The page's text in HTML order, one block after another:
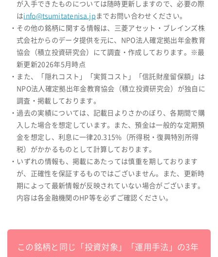
が入手できたものについては随時更新しますので、必要の際
はinfo@tsumitatenisa.jp までお問い合わせください。
・その他の銘柄に関する情報は、三菱アセット・ブレインズ株
式会社からのデータ提供を元に、NPO法人確定拠出年金教育
協会（積立投資研究会）にて調査・作成しております。※最
新更新2026年5月時点
・また、「隠れコスト」「実質コスト」「信託財産留保額」は
NPO法人確定拠出年金教育協会（積立投資研究会）が独自に
調査・掲載しております。
・過去の実績については、記載日よりさかのぼり、各期間で購
入した場合を想定しています。また、預金は一般的な定期預
金を想定し、利息に一律20.315%（所得税・復興特別所得
税）がかかるものとして計算しております。
・いずれの情報も、掲載にあたっては慎重を期しております
が、正確性を保証するものではございません。また、更新時
期によって最新情報が反映されていない場合がございます。
内容は各金融機関のHP等を必ずご確認ください。
この銘柄と同じ「投資対象」「運用手法」の3年